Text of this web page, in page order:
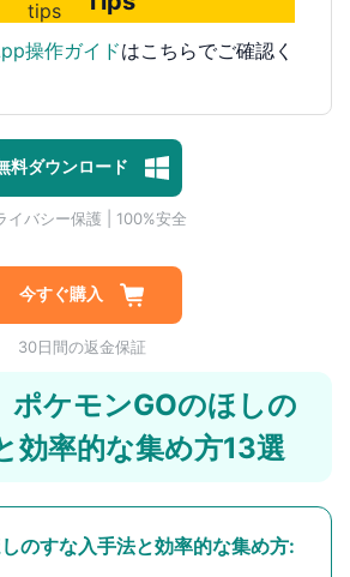
操作ガイドはこちらでご確認く
料ダウンロード
1対1専門技術サポート
イバシー保護 | 100%安全
ルウェアなし | 広告なし
イバシー保護 | 100%安全
今すぐ購入
30日間の返金保証
ポケモンGOのほしの
効率的な集め方13選
のすな入手法と効率的な集め方: